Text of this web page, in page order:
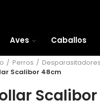
Aves Caballos
Perros
Desparasitadores
Scalibor 48cm